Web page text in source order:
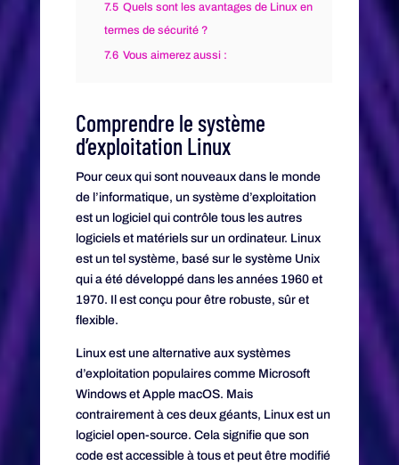
7.5 Quels sont les avantages de Linux en
termes de sécurité ?
7.6 Vous aimerez aussi :
Comprendre le système
d’exploitation Linux
Pour ceux qui sont nouveaux dans le monde
de l’informatique, un système d’exploitation
est un logiciel qui contrôle tous les autres
logiciels et matériels sur un ordinateur. Linux
est un tel système, basé sur le système Unix
qui a été développé dans les années 1960 et
1970. Il est conçu pour être robuste, sûr et
flexible.
Linux est une alternative aux systèmes
d’exploitation populaires comme Microsoft
Windows et Apple macOS. Mais
contrairement à ces deux géants, Linux est un
logiciel open-source. Cela signifie que son
code est accessible à tous et peut être modifié